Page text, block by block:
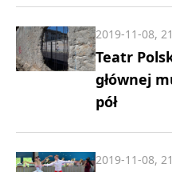
Teatr
głównej
pół
2019-11-08,
2019-11-08,